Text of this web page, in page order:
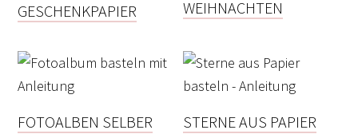
GESCHENKPAPIER
WEIHNACHTEN
FOTOALBEN SELBER
STERNE AUS PAPIER